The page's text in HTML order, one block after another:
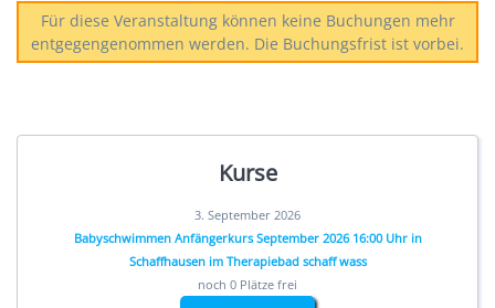
Für diese Veranstaltung können keine Buchungen mehr
entgegengenommen werden. Die Buchungsfrist ist vorbei.
Kurse
3. September 2026
Babyschwimmen Anfängerkurs September 2026 16:00 Uhr in
Schaffhausen im Therapiebad schaff wass
noch 0 Plätze frei